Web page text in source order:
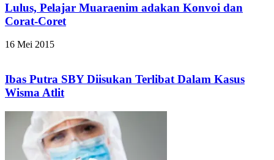
Lulus, Pelajar Muaraenim adakan Konvoi dan
Corat-Coret
16 Mei 2015
Ibas Putra SBY Diisukan Terlibat Dalam Kasus
Wisma Atlit